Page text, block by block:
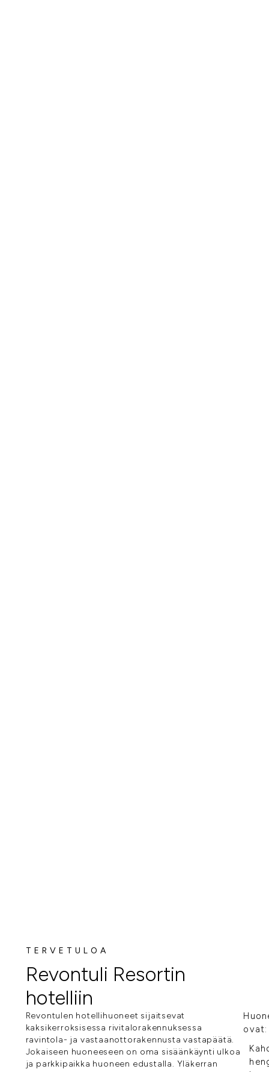
TERVETULOA
Revontuli Resortin
hotelliin
Revontulen hotellihuoneet sijaitsevat
kaksikerroksisessa rivitalorakennuksessa
ravintola- ja vastaanottorakennusta vastapäätä.
Jokaiseen huoneeseen on oma sisäänkäynti ulkoa
ja parkkipaikka huoneen edustalla. Yläkerran
ovat: